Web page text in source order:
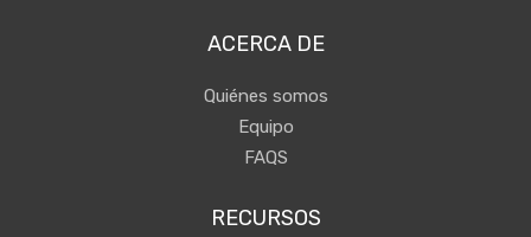
ACERCA DE
Quiénes somos
Equipo
FAQS
RECURSOS